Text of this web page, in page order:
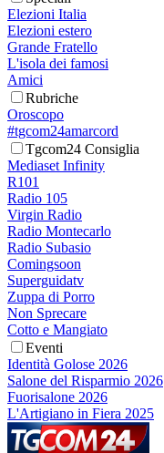
Elezioni Italia
Elezioni estero
Grande Fratello
L'isola dei famosi
Amici
Rubriche
Oroscopo
#tgcom24amarcord
Tgcom24 Consiglia
Mediaset Infinity
R101
Radio 105
Virgin Radio
Radio Montecarlo
Radio Subasio
Comingsoon
Superguidatv
Zuppa di Porro
Non Sprecare
Cotto e Mangiato
Eventi
Identità Golose 2026
Salone del Risparmio 2026
Fuorisalone 2026
L'Artigiano in Fiera 2025